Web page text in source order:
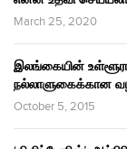
March 25, 2020
இலங்கையின்
நல்லாளுகைக்கான
October 5, 2015